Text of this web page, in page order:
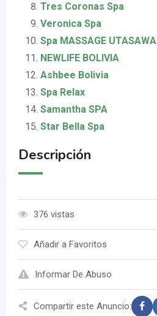
Tres Coronas Spa
Veronica Spa
Spa MASSAGE UTASAWA
NEWLIFE BOLIVIA
Ashbee Bolivia
Spa Relax
Samantha SPA
Star Bella Spa
Descripción
376 vistas
Añadir a Favoritos
Informar De Abuso
Compartir este Anuncio: